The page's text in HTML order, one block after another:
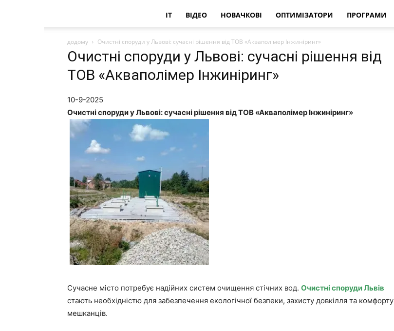
IT ВІДЕО НОВАЧКОВІ ОПТИМІЗАТОРИ ПРОГРАМИ
додому Очистні споруди у Львові: сучасні рішення від ТОВ «Акваполімер Інжиніринг»
Очистні споруди у Львові: сучасні рішення від
ТОВ «Акваполімер Інжиніринг»
10-9-2025
Очистні споруди у Львові: сучасні рішення від ТОВ «Акваполімер Інжиніринг»
Сучасне місто потребує надійних систем очищення стічних вод. Очистні споруди Львів
стають необхідністю для забезпечення екологічної безпеки, захисту довкілля та комфорту
мешканців.